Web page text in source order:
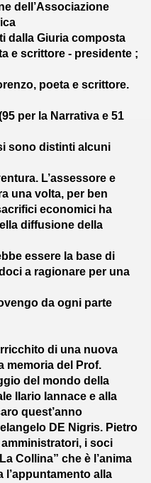
dell’Associazione
dalla Giuria composta
e scrittore - presidente ;
poeta e scrittore.
per la Narrativa e 51
sono distinti alcuni
L’assessore e
una volta, per ben
economici ha
diffusione della
essere la base di
a ragionare per una
da ogni parte
di una nuova
memoria del Prof.
del mondo della
Ilario Iannace e alla
quest’anno
DE Nigris. Pietro
i soci
Collina” che è l’anima
l’appuntamento alla